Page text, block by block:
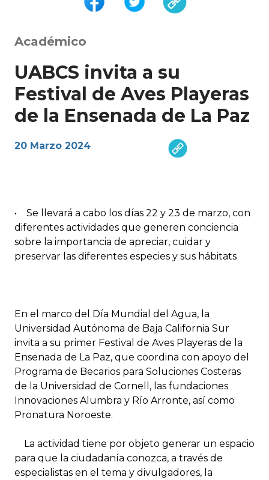
Académico
UABCS invita a su
Festival de Aves Playeras
de la Ensenada de La Paz
20 Marzo 2024
• Se llevará a cabo los días 22 y 23 de marzo, con
diferentes actividades que generen conciencia
sobre la importancia de apreciar, cuidar y
preservar las diferentes especies y sus hábitats
En el marco del Día Mundial del Agua, la
Universidad Autónoma de Baja California Sur
invita a su primer Festival de Aves Playeras de la
Ensenada de La Paz, que coordina con apoyo del
Programa de Becarios para Soluciones Costeras
de la Universidad de Cornell, las fundaciones
Innovaciones Alumbra y Río Arronte, así como
Pronatura Noroeste.
La actividad tiene por objeto generar un espacio
para que la ciudadanía conozca, a través de
especialistas en el tema y divulgadores, la